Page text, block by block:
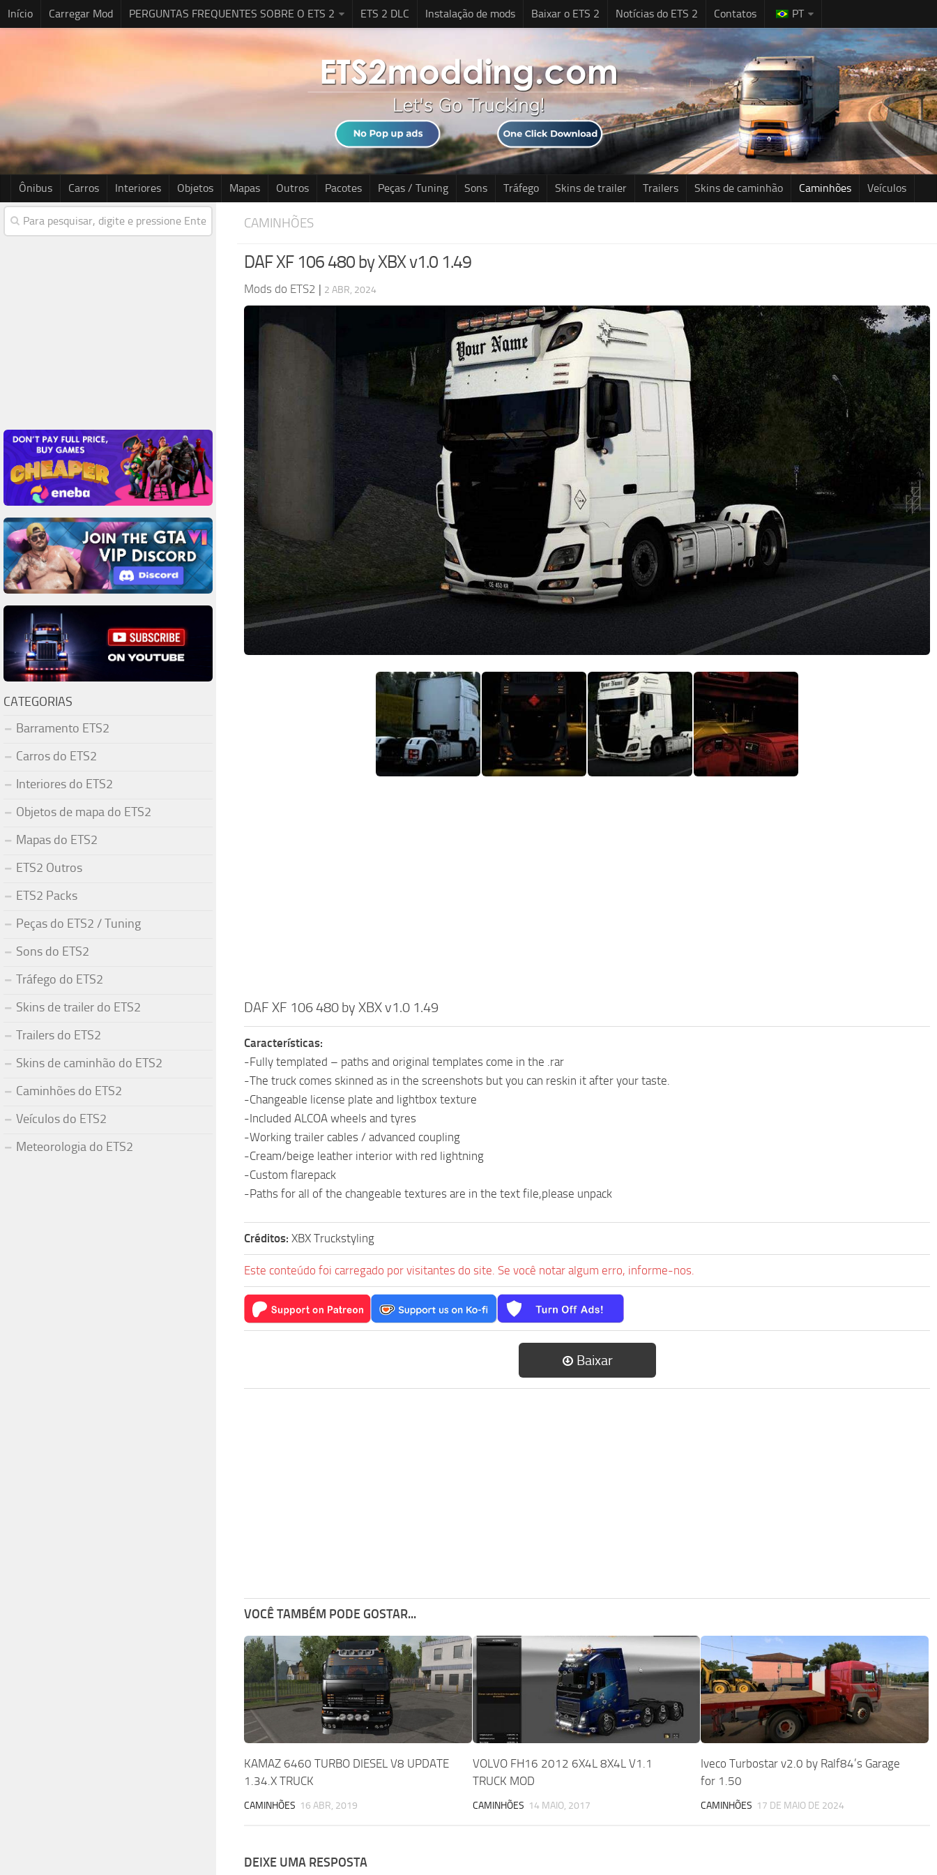
Início Carregar Mod PERGUNTAS FREQUENTES SOBRE O ETS 2 ETS 2 DLC Instalação de mods Baixar o ETS 2 Notícias do ETS 2 Contatos PT
Ônibus Carros Interiores Objetos Mapas Outros Pacotes Peças / Tuning Sons Tráfego Skins de trailer Trailers Skins de caminhão Caminhões Veículos
CAMINHÕES
DAF XF 106 480 by XBX v1.0 1.49
Mods do ETS2 | 2 ABR, 2024
DAF XF 106 480 by XBX v1.0 1.49
Características:
-Fully templated – paths and original templates come in the .rar
-The truck comes skinned as in the screenshots but you can reskin it after your taste.
-Changeable license plate and lightbox texture
-Included ALCOA wheels and tyres
-Working trailer cables / advanced coupling
-Cream/beige leather interior with red lightning
-Custom flarepack
-Paths for all of the changeable textures are in the text file,please unpack
Créditos: XBX Truckstyling
Este conteúdo foi carregado por visitantes do site. Se você notar algum erro, informe-nos.
Baixar
VOCÊ TAMBÉM PODE GOSTAR...
KAMAZ 6460 TURBO DIESEL V8 UPDATE
1.34.X TRUCK
CAMINHÕES 16 ABR, 2019
VOLVO FH16 2012 6X4L 8X4L V1.1
TRUCK MOD
CAMINHÕES 14 MAIO, 2017
Iveco Turbostar v2.0 by Ralf84’s Garage
for 1.50
CAMINHÕES 17 DE MAIO DE 2024
DEIXE UMA RESPOSTA
CATEGORIAS
Barramento ETS2
Carros do ETS2
Interiores do ETS2
Objetos de mapa do ETS2
Mapas do ETS2
ETS2 Outros
ETS2 Packs
Peças do ETS2 / Tuning
Sons do ETS2
Tráfego do ETS2
Skins de trailer do ETS2
Trailers do ETS2
Skins de caminhão do ETS2
Caminhões do ETS2
Veículos do ETS2
Meteorologia do ETS2